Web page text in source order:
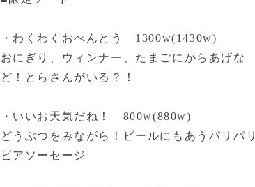
・わくわくおべんとう 1300w(1430w)
おにぎり、ウィンナー、たまごにからあげな
ど！とらさんがいる？！
・いいお天気だね！ 800w(880w)
どうぶつをみながら！ビールにもあうパリパリ
ビアソーセージ